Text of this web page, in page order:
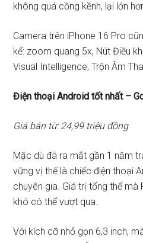
không quá cồng kềnh, lại lớn
Camera trên iPhone 16 Pro
kể: zoom quang 5x, Nút Điều
Visual Intelligence, Trộn Âm
Điện thoại Android tốt nhất –
Giá bán từ: 24,99 triệu đồng
Mặc dù đã ra mắt gần 1 năm
vững vị thế là chiếc điện thoại
chuyên gia. Giá trị tổng thể mà
khó có thể vượt qua.
Với kích cỡ nhỏ gọn 6,3 inch,